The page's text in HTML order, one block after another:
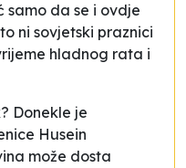
samo da se i ovdje
ni sovjetski praznici
hladnog rata i
Donekle je
Husein
može dosta